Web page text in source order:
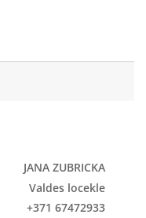
JANA ZUBRICKA
Valdes locekle
+371 67472933